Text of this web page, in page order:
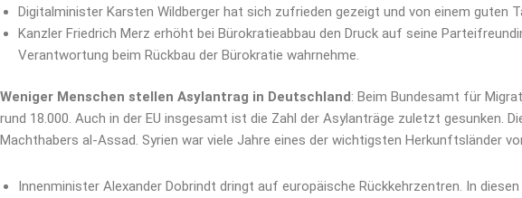
Digitalminister Karsten Wildberger hat sich zufrieden gezeigt und von einem guten
Kanzler Friedrich Merz erhöht bei Bürokratieabbau den Druck auf seine
Verantwortung beim Rückbau der Bürokratie wahrnehme.
Weniger Menschen stellen Asylantrag in Deutschland: Beim Bundesamt für
rund 18.000. Auch in der EU insgesamt ist die Zahl der Asylanträge zuletzt
Machthabers al-Assad. Syrien war viele Jahre eines der wichtigsten Herkunftsländer
Innenminister Alexander Dobrindt dringt auf europäische Rückkehrzentren. In